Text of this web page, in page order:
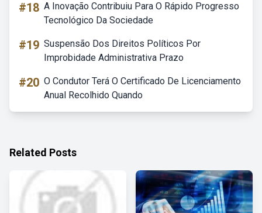
#18 A Inovação Contribuiu Para O Rápido Progresso
Tecnológico Da Sociedade
#19 Suspensão Dos Direitos Políticos Por
Improbidade Administrativa Prazo
#20 O Condutor Terá O Certificado De Licenciamento
Anual Recolhido Quando
Related Posts